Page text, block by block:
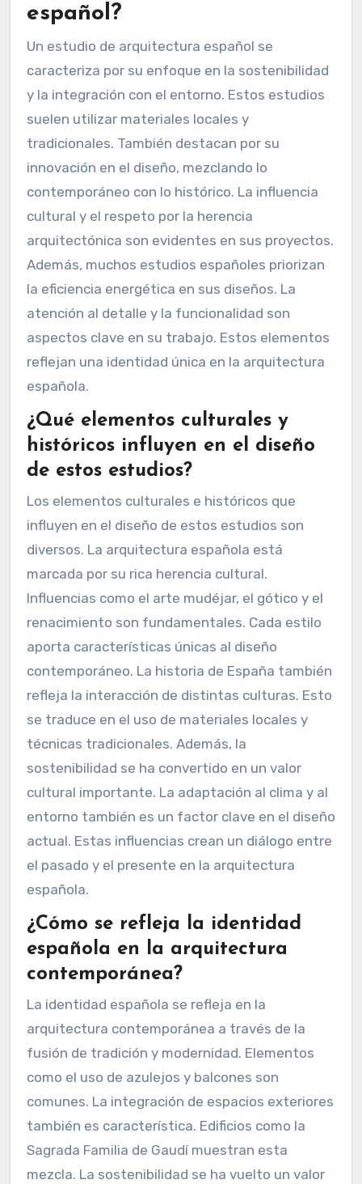
español?
Un estudio de arquitectura español se
caracteriza por su enfoque en la sostenibilidad
y la integración con el entorno. Estos estudios
suelen utilizar materiales locales y
tradicionales. También destacan por su
innovación en el diseño, mezclando lo
contemporáneo con lo histórico. La influencia
cultural y el respeto por la herencia
arquitectónica son evidentes en sus proyectos.
Además, muchos estudios españoles priorizan
la eficiencia energética en sus diseños. La
atención al detalle y la funcionalidad son
aspectos clave en su trabajo. Estos elementos
reflejan una identidad única en la arquitectura
española.
¿Qué elementos culturales y
históricos influyen en el diseño
de estos estudios?
Los elementos culturales e históricos que
influyen en el diseño de estos estudios son
diversos. La arquitectura española está
marcada por su rica herencia cultural.
Influencias como el arte mudéjar, el gótico y el
renacimiento son fundamentales. Cada estilo
aporta características únicas al diseño
contemporáneo. La historia de España también
refleja la interacción de distintas culturas. Esto
se traduce en el uso de materiales locales y
técnicas tradicionales. Además, la
sostenibilidad se ha convertido en un valor
cultural importante. La adaptación al clima y al
entorno también es un factor clave en el diseño
actual. Estas influencias crean un diálogo entre
el pasado y el presente en la arquitectura
española.
¿Cómo se refleja la identidad
española en la arquitectura
contemporánea?
La identidad española se refleja en la
arquitectura contemporánea a través de la
fusión de tradición y modernidad. Elementos
como el uso de azulejos y balcones son
comunes. La integración de espacios exteriores
también es característica. Edificios como la
Sagrada Familia de Gaudí muestran esta
mezcla. La sostenibilidad se ha vuelto un valor